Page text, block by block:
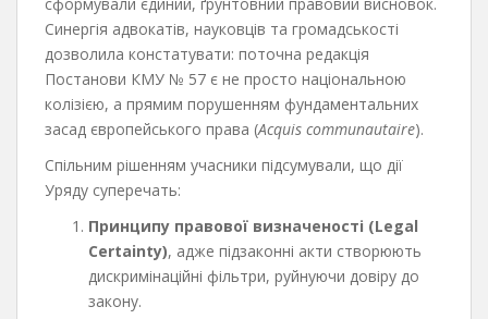
Синергія адвокатів, науковців та громадськості
дозволила констатувати: поточна редакція
Постанови КМУ № 57 є не просто національною
колізією, а прямим порушенням фундаментальних
засад європейського права (Acquis communautaire).
Спільним рішенням учасники підсумували, що дії
Уряду суперечать:
Принципу правової визначеності (Legal
Certainty), адже підзаконні акти створюють
дискримінаційні фільтри, руйнуючи довіру до
закону.